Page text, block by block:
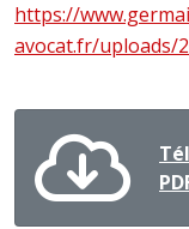
https://
avocat.fr/uploads/